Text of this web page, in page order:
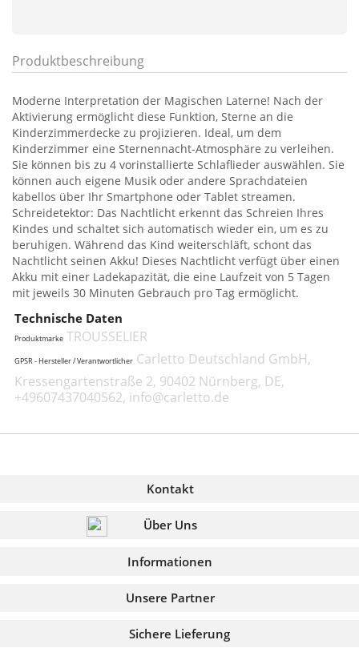
Produktbeschreibung
Moderne Interpretation der Magischen Laterne! Nach der
Aktivierung ermöglicht diese Funktion, Sterne an die
Kinderzimmerdecke zu projizieren. Ideal, um dem
Kinderzimmer eine Sternennacht-Atmosphäre zu verleihen.
Sie können bis zu 4 vorinstallierte Schlaflieder auswählen. Sie
können auch eigene Musik oder andere Sprachdateien
kabellos über Ihr Smartphone oder Tablet streamen.
Schreidetektor: Das Nachtlicht erkennt das Schreien Ihres
Kindes und schaltet sich automatisch wieder ein, um es zu
beruhigen. Während das Kind weiterschläft, schont das
Nachtlicht seinen Akku! Dieses Nachtlicht verfügt über einen
Akku mit einer Ladekapazität, die eine Laufzeit von 5 Tagen
mit jeweils 30 Minuten Gebrauch pro Tag ermöglicht.
Technische Daten
Produktmarke TROUSSELIER
GPSR - Hersteller / Verantwortlicher Carletto Deutschland GmbH,
Kressengartenstraße 2, 90402 Nürnberg, DE,
+49607437040562, info@carletto.de
Kontakt
Über Uns
Informationen
Sichere Lieferung
Unsere Partner